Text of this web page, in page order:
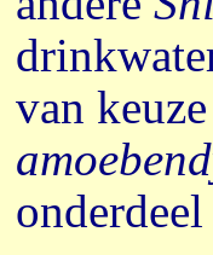
van
onderdeel